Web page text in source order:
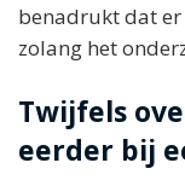
benadrukt dat
zolang het
Twijfels
eerder bij